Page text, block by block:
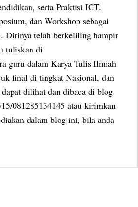
serta Praktisi ICT.
dan Workshop sebagai
Dirinya telah berkeliling hampir
tuliskan di
guru dalam Karya Tulis Ilmiah
final di tingkat Nasional, dan
dilihat dan dibaca di blog
081285134145 atau kirimkan
dalam blog ini, bila anda